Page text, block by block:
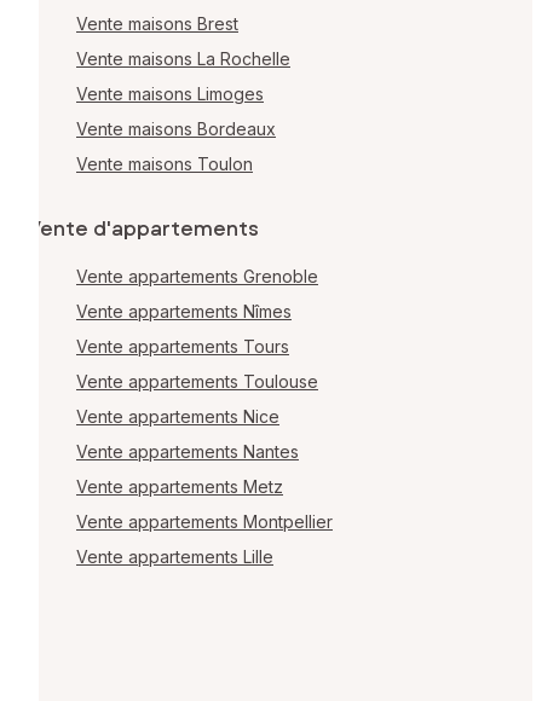
Vente maisons Brest
Vente maisons La Rochelle
Vente maisons Limoges
Vente maisons Bordeaux
Vente maisons Toulon
Vente d'appartements
Vente appartements Grenoble
Vente appartements Nîmes
Vente appartements Tours
Vente appartements Toulouse
Vente appartements Nice
Vente appartements Nantes
Vente appartements Metz
Vente appartements Montpellier
Vente appartements Lille